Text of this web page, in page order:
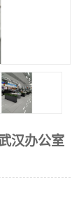
汉办公室